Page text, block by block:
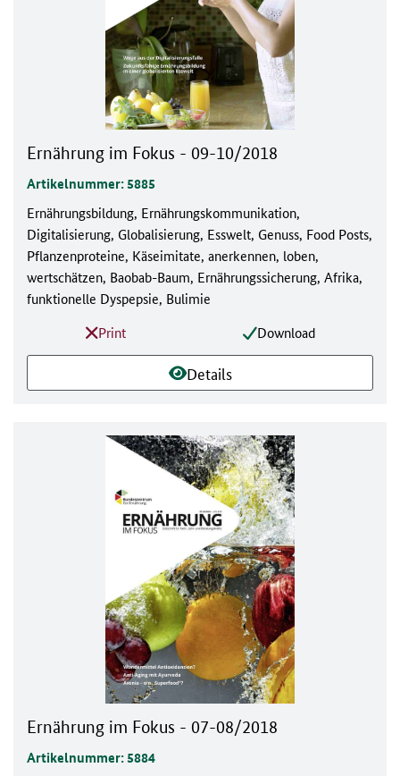
Ernährung im Fokus - 09-10/2018
Artikelnummer: 5885
Ernährungsbildung, Ernährungskommunikation,
Digitalisierung, Globalisierung, Esswelt, Genuss, Food Posts,
Pflanzenproteine, Käseimitate, anerkennen, loben,
wertschätzen, Baobab-Baum, Ernährungssicherung, Afrika,
funktionelle Dyspepsie, Bulimie
Print
Download
Details
Ernährung im Fokus - 07-08/2018
Artikelnummer: 5884